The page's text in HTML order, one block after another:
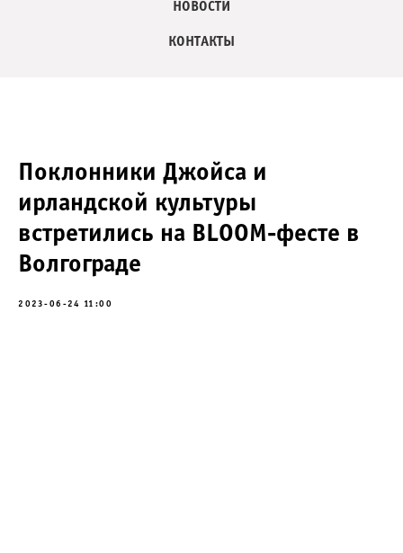
НОВОСТИ
КОНТАКТЫ
Поклонники Джойса и
ирландской культуры
встретились на BLOOM-фесте в
Волгограде
2023-06-24 11:00